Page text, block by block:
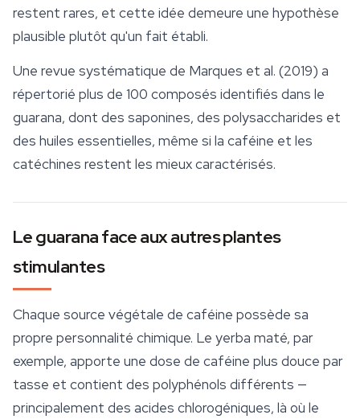
restent rares, et cette idée demeure une hypothèse
plausible plutôt qu'un fait établi.
Une revue systématique de Marques et al. (2019) a
répertorié plus de 100 composés identifiés dans le
guarana, dont des saponines, des polysaccharides et
des huiles essentielles, même si la caféine et les
catéchines restent les mieux caractérisés.
Le guarana face aux autres plantes
stimulantes
Chaque source végétale de caféine possède sa
propre personnalité chimique. Le yerba maté, par
exemple, apporte une dose de caféine plus douce par
tasse et contient des polyphénols différents —
principalement des acides chlorogéniques, là où le